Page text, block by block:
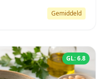
Gemiddeld
GL: 6.8